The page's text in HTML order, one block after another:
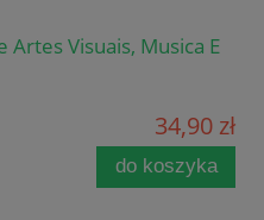
Artes Visuais, Musica E
34,90 zł
do koszyka